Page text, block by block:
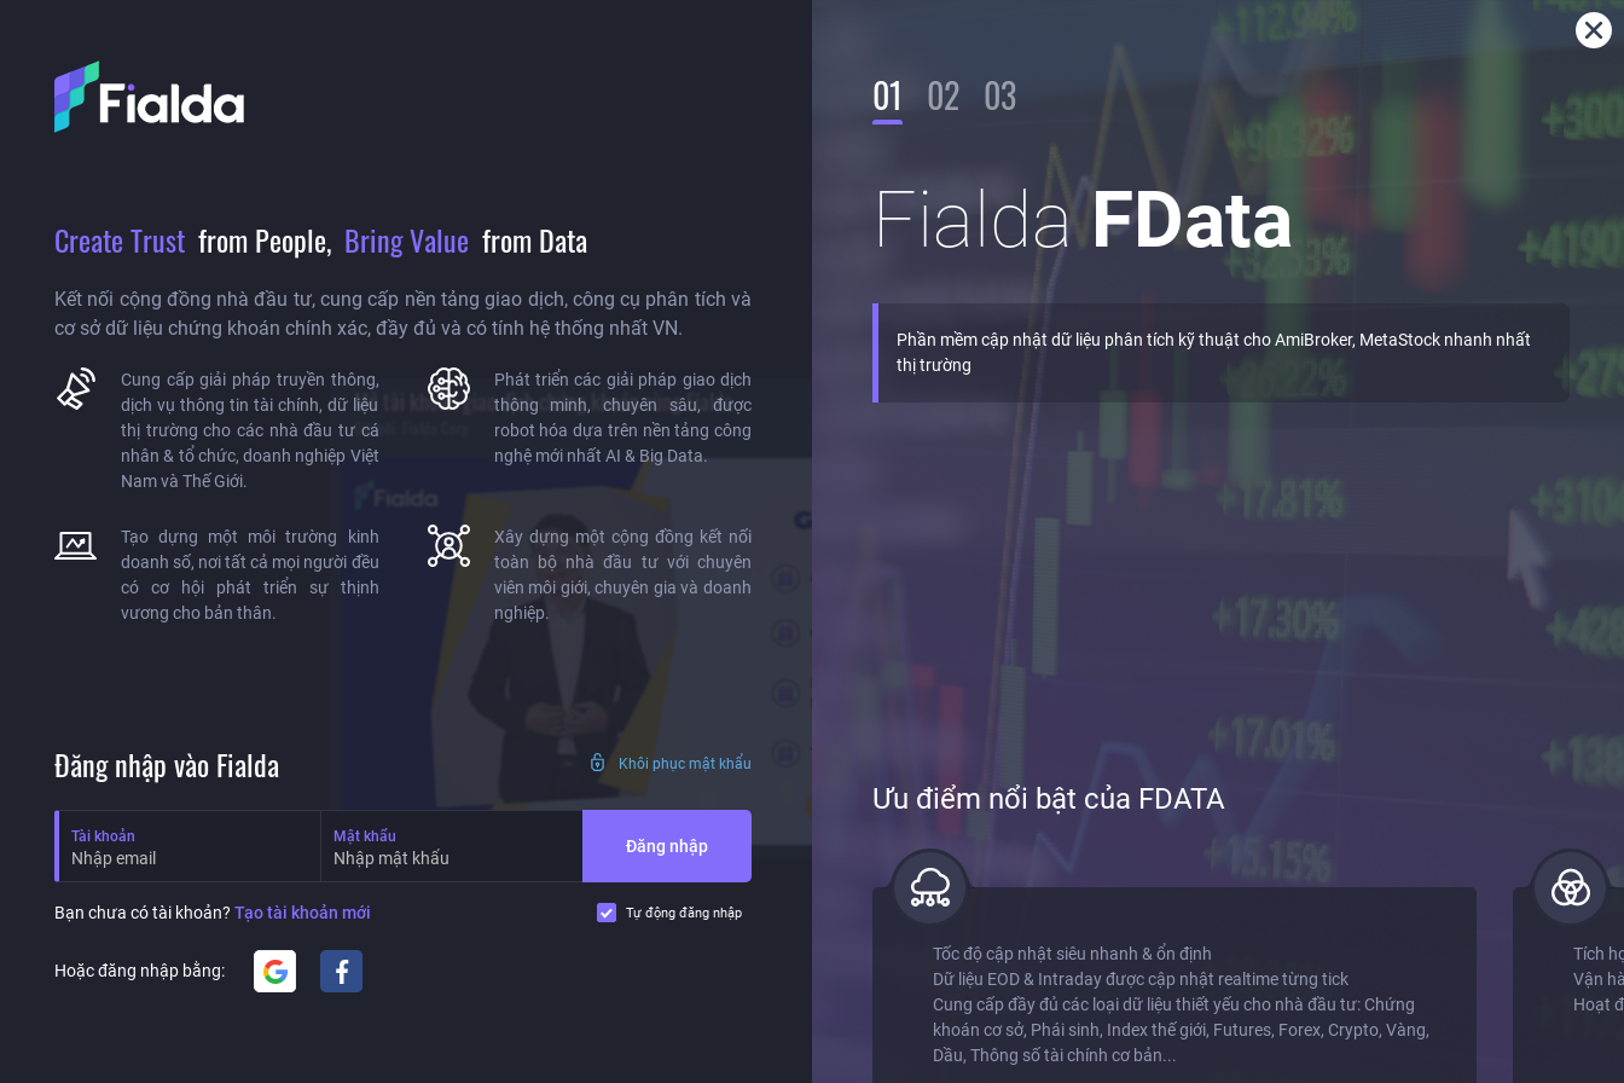
Create Trust from People, Bring Value from Data
Kết nối cộng đồng nhà đầu tư, cung cấp nền tảng giao dịch, công cụ phân tích và
cơ sở dữ liệu chứng khoán chính xác, đầy đủ và có tính hệ thống nhất VN.
Cung cấp giải pháp truyền thông,
dịch vụ thông tin tài chính, dữ liệu
thị trường cho các nhà đầu tư cá
nhân & tổ chức, doanh nghiệp Việt
Nam và Thế Giới.
Phát triển các giải pháp giao dịch
thông minh, chuyên sâu, được
robot hóa dựa trên nền tảng công
nghệ mới nhất AI & Big Data.
Tạo dựng một môi trường kinh
doanh số, nơi tất cả mọi người đều
có cơ hội phát triển sự thịnh
vương cho bản thân.
Xây dựng một cộng đồng kết nối
toàn bộ nhà đầu tư với chuyên
viên môi giới, chuyên gia và doanh
nghiệp.
Đăng nhập vào Fialda Khôi phục mật khẩu
Tài khoản Mật khẩu Đăng nhập
Bạn chưa có tài khoản? Tạo tài khoản mới Tự động đăng nhập
Hoặc đăng nhập bằng: Google Facebook
01 02 03
FialdaFData
Phần mềm cập nhật dữ liệu phân tích kỹ thuật cho AmiBroker, MetaStock nhanh nhất
thị trường
Ưu điểm nổi bật của FDATA
từng tick
Tích hợp với bộ công cụ tư vấn của bên thứ 3
Vận hành cực kỳ đơn giản: Click & Run
Tốc độ cập nhật siêu nhanh & ổn định
Dữ liệu EOD & Intraday được cập nhật realtime từng tick
Cung cấp đầy đủ các loại dữ liệu thiết yếu cho nhà đầu tư: Chứng
khoán cơ sở, Phái sinh, Index thế giới, Futures, Forex, Crypto, Vàng,
Dầu, Thông số tài chính cơ bản...
Tích
Vận
Hoạt
Mở tài khoản giao dịch chứng khoán cùng Fialda
Gửi bởi: